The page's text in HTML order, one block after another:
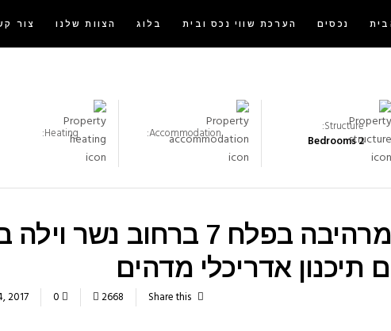
צור הצוות שלנו בלוג הערכת שווי נכס ובית נכסים
Structure:
2 Bedrooms
Accommodation:
Heating:
תיכנון אדריכלי מדהים
2017 0 2668 Share this